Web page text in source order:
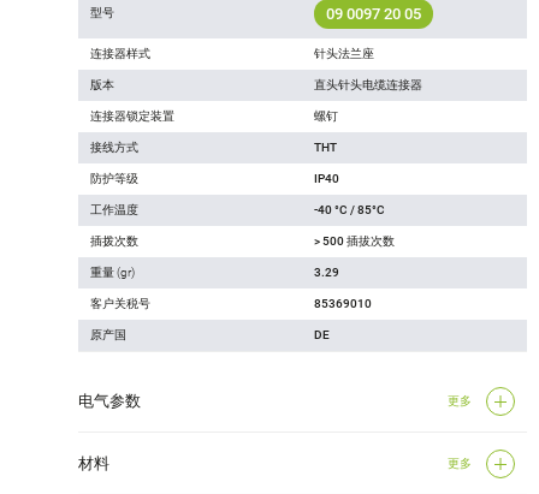
型号 09 0097 20 05
连接器样式 针头法兰座
版本 直头针头电缆连接器
连接器锁定装置 螺钉
接线方式 THT
防护等级 IP40
工作温度 -40 °C / 85°C
插拨次数 > 500 插拔次数
重量 (gr) 3.29
客户关税号 85369010
原产国 DE
电气参数 更多
材料 更多